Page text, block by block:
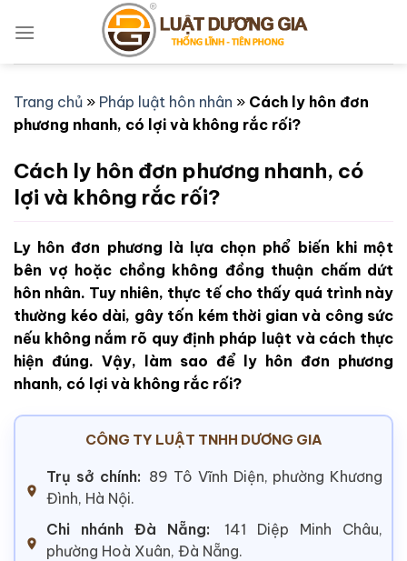
qua
Trang chủ » Pháp luật hôn nhân » Cách ly hôn đơn
phương nhanh, có lợi và không rắc rối?
Cách ly hôn đơn phương nhanh, có
lợi và không rắc rối?
Ly hôn đơn phương là lựa chọn phổ biến khi một
bên vợ hoặc chồng không đồng thuận chấm dứt
hôn nhân. Tuy nhiên, thực tế cho thấy quá trình này
thường kéo dài, gây tốn kém thời gian và công sức
nếu không nắm rõ quy định pháp luật và cách thực
hiện đúng. Vậy, làm sao để ly hôn đơn phương
nhanh, có lợi và không rắc rối?
CÔNG TY LUẬT TNHH DƯƠNG GIA
Trụ sở chính: 89 Tô Vĩnh Diện, phường Khương
Đình, Hà Nội.
Chi nhánh Đà Nẵng:
141 Diệp Minh Châu,
phường Hoà Xuân, Đà Nẵng.